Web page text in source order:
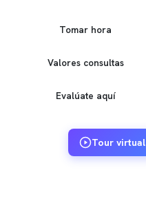
Tomar hora
Valores consultas
Evalúate aquí
Tour virtual